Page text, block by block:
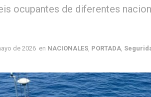
ocupantes de diferentes
de 2026 en NACIONALES PORTADA